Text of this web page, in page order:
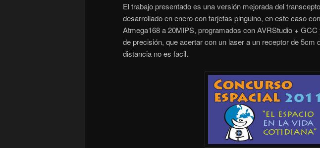
El trabajo presentado es una versión mejorada del
desarrollado en enero con tarjetas pinguino, en este caso
Atmega168 a 20MIPS, programados con AVRStudio +
de precisión, que acertar con un laser a un receptor de 5cm
distancia no es facil.